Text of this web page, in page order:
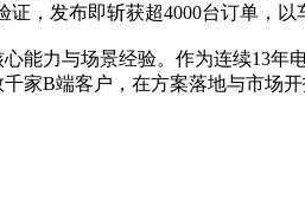
，发布即斩获超4000台订单，以
能力与场景经验。作为连续13
家B端客户，在方案落地与市场